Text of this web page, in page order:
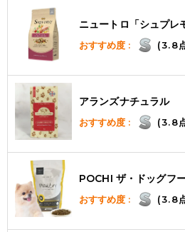
ニュートロ「シュプレ
おすすめ度 : (3.8
アランズナチュラル
おすすめ度 : (3.8
POCHI ザ・ドッグフ
おすすめ度 : (3.8